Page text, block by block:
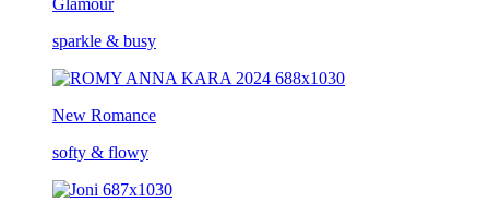
Glamour
sparkle & busy
New Romance
softy & flowy